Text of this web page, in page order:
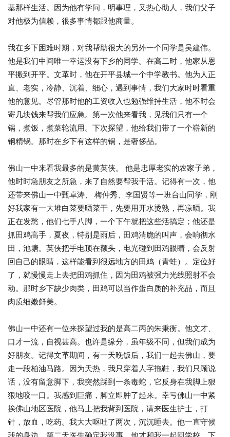
基那样生活。因为他有学问，明事理，又热心助人，我们父子
对他极为信赖，很多事情都跟他商量。
我在乡下困难时期，对我帮助很大的另外一个同学是吴建伟。
他是我们中间唯一幸运没有下乡的同学。在高二时，他家从恩
平搬到开平。文革时，他在开平县城一个中学教书。他为人正
直、老实，冷静、沉着、细心，遇到事情，我们大家时时看重
他的意见。尽管那时他的工资收入也勉强维持生活，他不时会
寄几块钱来帮我们应急。第一次他来看我，见我们只有一个
锅，煮饭，煮菜轮流用。下次探望，他给我们带了一个崭新的
钢精锅。那时在乡下有这样的锅，是奢侈品。
佛山一中来看我最多的是黄英侠。 他是忠厚老实的农家子弟，
他时时急朋友之所急，来了自然要帮我干活。记得有一次，他
还带来佛山一中甄卓涛、 梅仲秀、李国贤等一班台山同学，刚
好我家有一大堆白菜要晒菜干，先要用开水烫熟，再凉晒。我
正在发愁，他们七手八脚，一个下午就把这些活搞定；他还是
抓田鸡高手，夏夜，特别是雨后，田鸡清脆的叫声，会响彻水
田，池塘。英侠把手电顶在额头，电光碰到田鸡眼睛，会反射
回自己的眼睛，这样能看到很远地方的田鸡（青蛙）。定位好
了，就慢慢走上去把田鸡抓住，因为田鸡被强力光线照射不会
动。那时乡下缺少肉类，田鸡可以当作蛋白质的补充品，而且
肉质细嫩鲜美。
佛山一中还有一位来探望过我的是高二丙的朱秉衡。他文才、
口才一流，自视甚高。也许是缘分，虽年级不同，但我们成为
好朋友。记得文革期间，有一天晚饭后，我们一起去佛山，要
走一段柏油马路。因为天热，我只穿着人字拖鞋，我们只顾说
话，没有留意脚下，我突然踩到一条毒蛇，它反身在我脚上狠
狠地咬一口。我感到巨痛，脚立即肿了起来。幸亏佛山一中紧
挨佛山地区医院，他马上把我背到医院，请来医生护士，打
针，放血，吃药。我大大呕吐了两次，沉沉睡去。他一直守候